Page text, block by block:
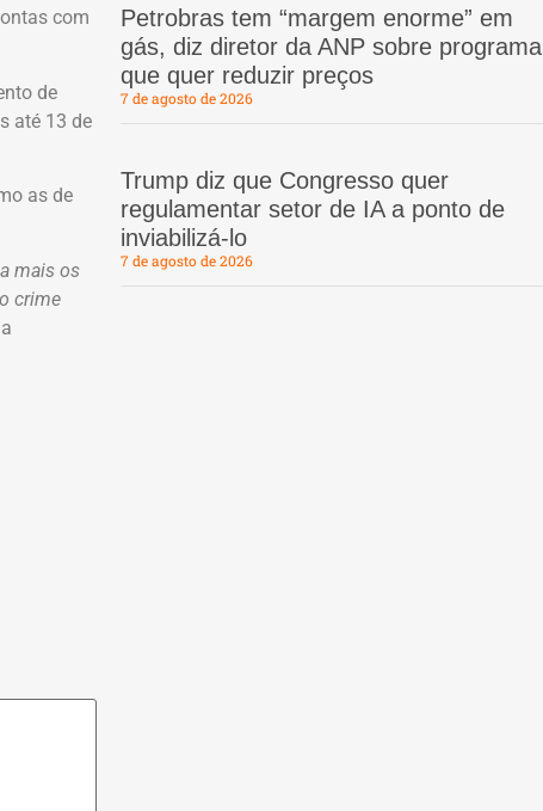
com
de
até 13 de
as de
mais os
crime
Petrobras tem “margem enorme” em
gás, diz diretor da ANP sobre programa
que quer reduzir preços
7 de agosto de 2026
Trump diz que Congresso quer
regulamentar setor de IA a ponto de
inviabilizá-lo
7 de agosto de 2026